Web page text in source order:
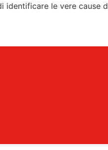
identificare le vere